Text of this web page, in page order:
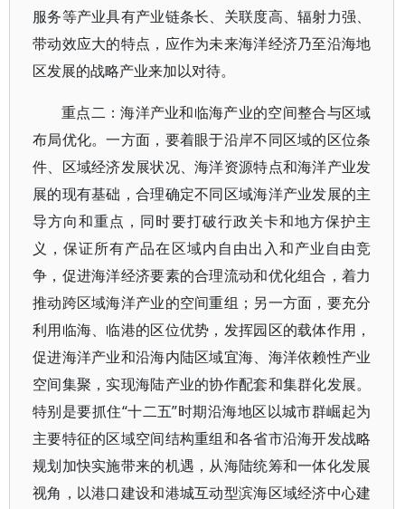
服务等产业具有产业链条长、关联度高、辐射力强、
带动效应大的特点，应作为未来海洋经济乃至沿海地
区发展的战略产业来加以对待。
重点二：海洋产业和临海产业的空间整合与区域
布局优化。一方面，要着眼于沿岸不同区域的区位条
件、区域经济发展状况、海洋资源特点和海洋产业发
展的现有基础，合理确定不同区域海洋产业发展的主
导方向和重点，同时要打破行政关卡和地方保护主
义，保证所有产品在区域内自由出入和产业自由竞
争，促进海洋经济要素的合理流动和优化组合，着力
推动跨区域海洋产业的空间重组；另一方面，要充分
利用临海、临港的区位优势，发挥园区的载体作用，
促进海洋产业和沿海内陆区域宜海、海洋依赖性产业
空间集聚，实现海陆产业的协作配套和集群化发展。
特别是要抓住“十二五”时期沿海地区以城市群崛起为
主要特征的区域空间结构重组和各省市沿海开发战略
规划加快实施带来的机遇，从海陆统筹和一体化发展
视角，以港口建设和港城互动型滨海区域经济中心建